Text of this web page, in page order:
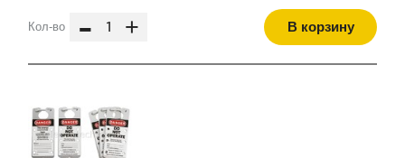
Кол-во - + В корзину